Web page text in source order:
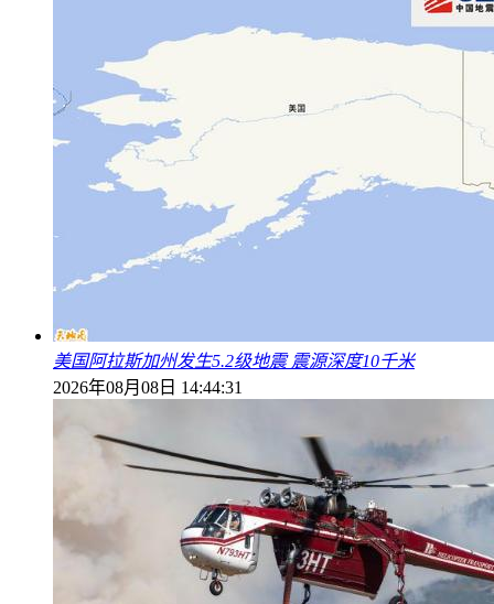
美国阿拉斯加州发生5.2级地震 震源深度10千米
2026年08月08日 14:44:31